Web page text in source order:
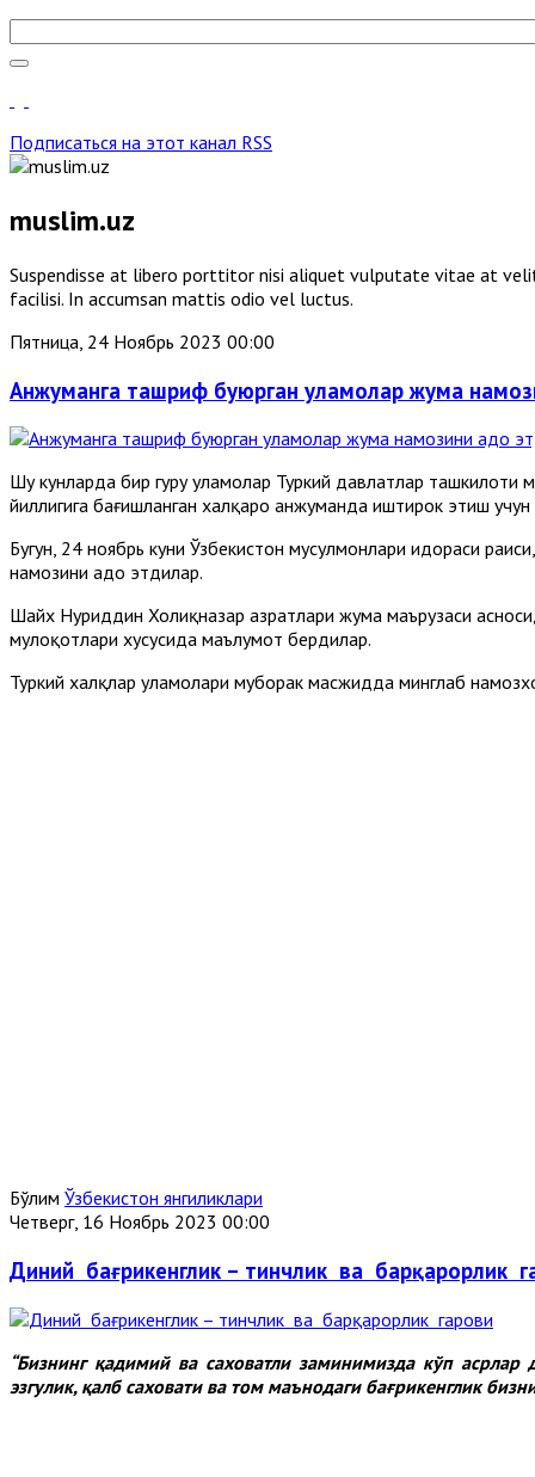
Подписаться на этот канал RSS
muslim.uz
Suspendisse at libero porttitor nisi aliquet vulputate vitae at
facilisi. In accumsan mattis odio vel luctus.
Пятница, 24 Ноябрь 2023 00:00
Анжуманга ташриф буюрган уламолар жума
Шу кунларда бир гуруҳ уламолар Туркий давлатлар
йиллигига бағишланган халқаро анжуманда иштирок этиш
Бугун, 24 ноябрь куни Ўзбекистон мусулмонлари идораси
намозини адо этдилар.
Шайх Нуриддин Холиқназар ҳазратлари жума маърузаси
мулоқотлари хусусида маълумот бердилар.
Туркий халқлар уламолари муборак масжидда минглаб
Бўлим Ўзбекистон янгиликлари
Четверг, 16 Ноябрь 2023 00:00
Диний бағрикенглик – тинчлик ва барқарорлик
“Бизнинг қадимий ва саховатли заминимизда кўп
эзгулик, қалб саховати ва том маънодаги бағрикенглик